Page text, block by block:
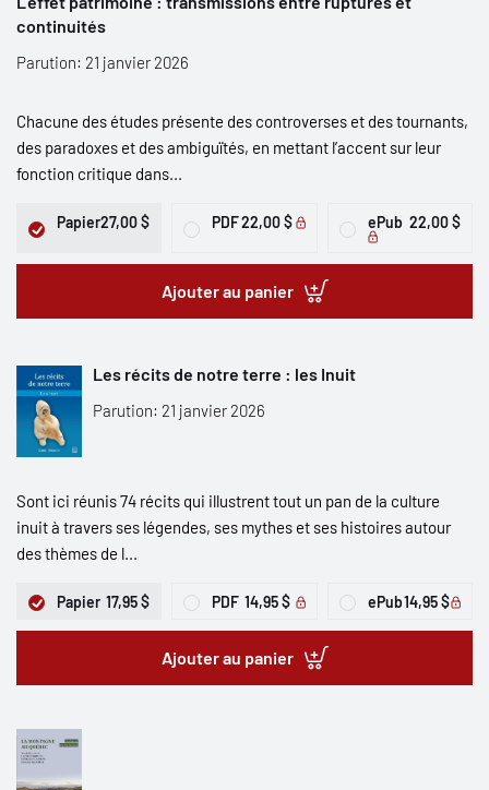
continuités
Parution: 21 janvier 2026
Chacune des études présente des controverses et des tournants,
des paradoxes et des ambiguïtés, en mettant l’accent sur leur
fonction critique dans...
Papier27,00 $ PDF22,00 $ ePub 22,00 $
Ajouter au panier
Les récits de notre terre : les Inuit
Parution: 21 janvier 2026
Sont ici réunis 74 récits qui illustrent tout un pan de la culture
inuit à travers ses légendes, ses mythes et ses histoires autour
des thèmes de l...
Papier 17,95 $ PDF 14,95 $ ePub14,95 $
Ajouter au panier